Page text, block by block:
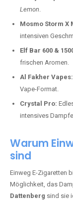
Lemon.
Mosmo Storm X
intensiven
Elf Bar 600 &
frischen Aromen.
Al Fakher Vapes:
Vape-Format.
Crystal Pro:
intensives
Warum
sind
Einweg E-Zigaretten
Möglichkeit, das
Dattenberg sind sie